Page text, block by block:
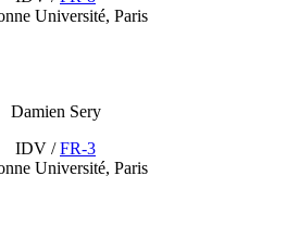
Université, Paris
Damien Sery
IDV /FR-3
Université, Paris